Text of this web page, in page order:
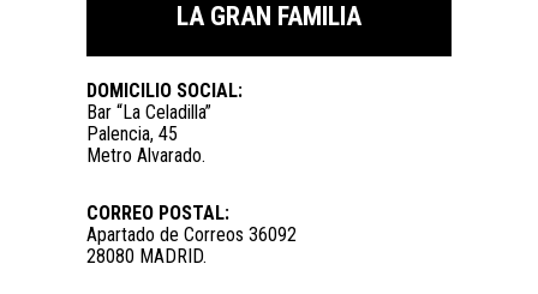
LA GRAN FAMILIA
DOMICILIO SOCIAL:
Bar “La Celadilla”
Palencia, 45
Metro Alvarado.
CORREO POSTAL:
Apartado de Correos 36092
28080 MADRID.